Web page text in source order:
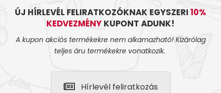
ÚJ HÍRLEVÉL FELIRATKOZÓKNAK EGYSZERI 10%
KEDVEZMÉNY KUPONT ADUNK!
A kupon akciós termékekre nem alkamazható! Kizárólag
teljes áru termékekre vonatkozik.
Hírlevél feliratkozás